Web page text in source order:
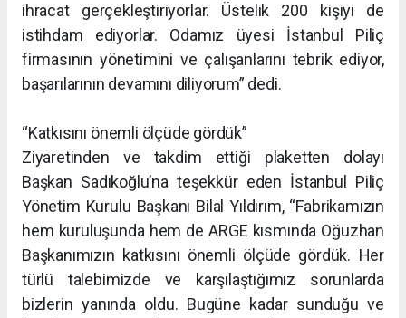
ihracat gerçekleştiriyorlar. Üstelik 200 kişiyi de
istihdam ediyorlar. Odamız üyesi İstanbul Piliç
firmasının yönetimini ve çalışanlarını tebrik ediyor,
başarılarının devamını diliyorum” dedi.
“Katkısını önemli ölçüde gördük”
Ziyaretinden ve takdim ettiği plaketten dolayı
Başkan Sadıkoğlu’na teşekkür eden İstanbul Piliç
Yönetim Kurulu Başkanı Bilal Yıldırım, “Fabrikamızın
hem kuruluşunda hem de ARGE kısmında Oğuzhan
Başkanımızın katkısını önemli ölçüde gördük. Her
türlü talebimizde ve karşılaştığımız sorunlarda
bizlerin yanında oldu. Bugüne kadar sunduğu ve